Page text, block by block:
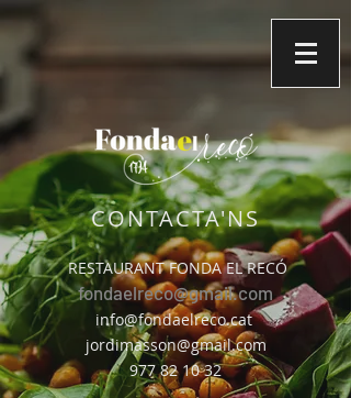
CONTACTA'NS
RESTAURANT FONDA EL RECÓ
fondaelreco@gmail.com
info@fondaelreco.cat
jordimasson@gmail.com
977 82 10 32